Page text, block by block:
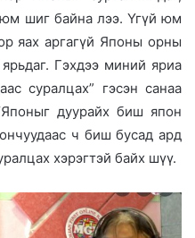
юм шиг байна лээ. Үгүй юм
яах аргагүй Японы орны
Гэхдээ миний яриа
суралцах” гэсэн санаа
дуурайх биш япон
ч биш бусад ард
хэрэгтэй байх шүү.